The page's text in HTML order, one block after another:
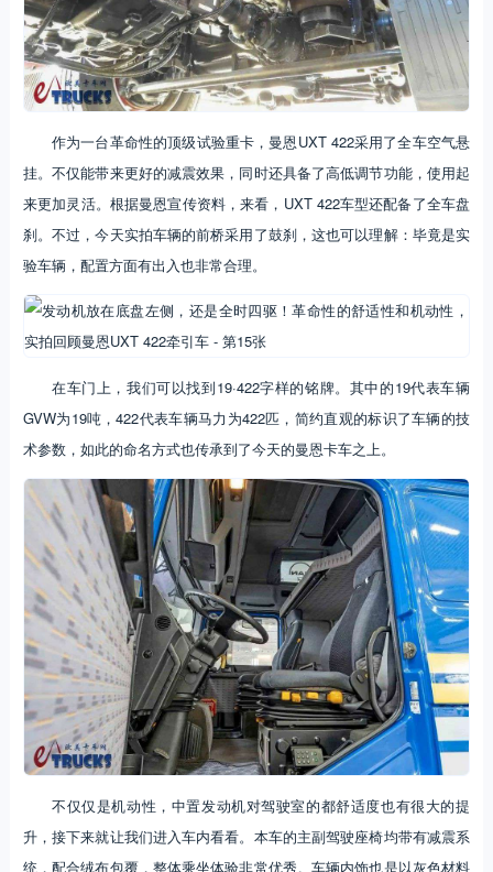
作为一台革命性的顶级试验重卡，曼恩UXT 422采用了全车空气悬
挂。不仅能带来更好的减震效果，同时还具备了高低调节功能，使用起
来更加灵活。根据曼恩宣传资料，来看，UXT 422车型还配备了全车盘
刹。不过，今天实拍车辆的前桥采用了鼓刹，这也可以理解：毕竟是实
验车辆，配置方面有出入也非常合理。
在车门上，我们可以找到19·422字样的铭牌。其中的19代表车辆
GVW为19吨，422代表车辆马力为422匹，简约直观的标识了车辆的技
术参数，如此的命名方式也传承到了今天的曼恩卡车之上。
不仅仅是机动性，中置发动机对驾驶室的都舒适度也有很大的提
升，接下来就让我们进入车内看看。本车的主副驾驶座椅均带有减震系
统，配合绒布包覆，整体乘坐体验非常优秀。车辆内饰也是以灰色材料